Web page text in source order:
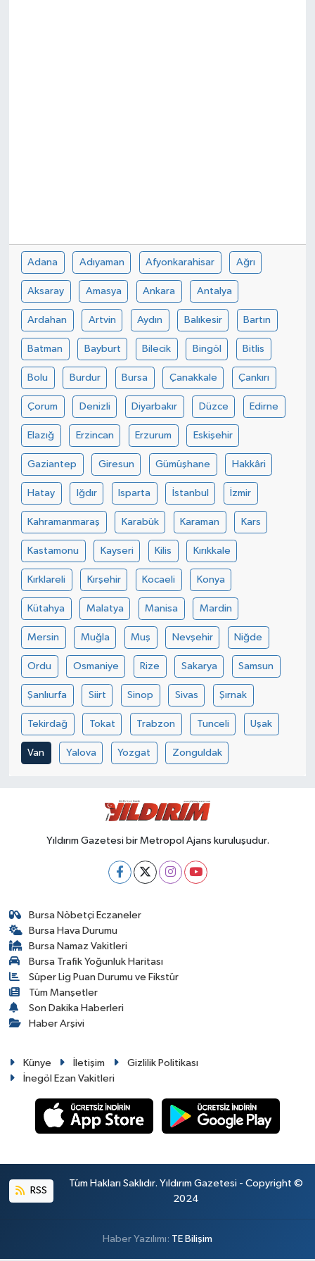
Adana Adıyaman Afyonkarahisar Ağrı
Aksaray Amasya Ankara Antalya
Ardahan Artvin Aydın Balıkesir Bartın
Batman Bayburt Bilecik Bingöl Bitlis
Bolu Burdur Bursa Çanakkale Çankırı
Çorum Denizli Diyarbakır Düzce Edirne
Elazığ Erzincan Erzurum Eskişehir
Gaziantep Giresun Gümüşhane Hakkâri
Hatay Iğdır Isparta İstanbul İzmir
Kahramanmaraş Karabük Karaman Kars
Kastamonu Kayseri Kilis Kırıkkale
Kırklareli Kırşehir Kocaeli Konya
Kütahya Malatya Manisa Mardin
Mersin Muğla Muş Nevşehir Niğde
Ordu Osmaniye Rize Sakarya Samsun
Şanlıurfa Siirt Sinop Sivas Şırnak
Tekirdağ Tokat Trabzon Tunceli Uşak
Van Yalova Yozgat Zonguldak
Yıldırım Gazetesi bir Metropol Ajans kuruluşudur.
Bursa Nöbetçi Eczaneler
Bursa Hava Durumu
Bursa Namaz Vakitleri
Bursa Trafik Yoğunluk Haritası
Süper Lig Puan Durumu ve Fikstür
Tüm Manşetler
Son Dakika Haberleri
Haber Arşivi
Künye İletişim
Gizlilik Politikası
İnegöl Ezan Vakitleri
RSS
Tüm Hakları Saklıdır. Yıldırım Gazetesi - Copyright ©
2024
Haber Yazılımı: TE Bilişim